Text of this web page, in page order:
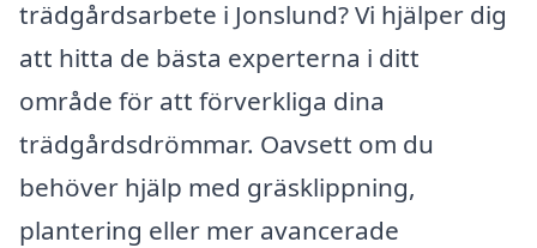
trädgårdsarbete i Jonslund? Vi hjälper dig
att hitta de bästa experterna i ditt
område för att förverkliga dina
trädgårdsdrömmar. Oavsett om du
behöver hjälp med gräsklippning,
plantering eller mer avancerade